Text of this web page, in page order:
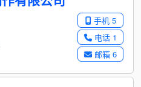
手机 5
电话 1
邮箱 6